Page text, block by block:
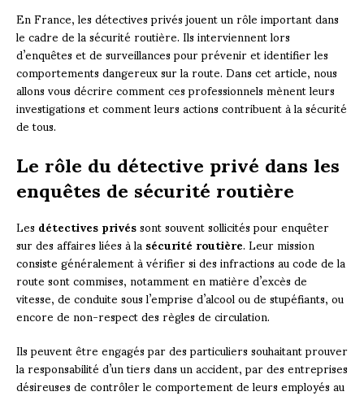
En France, les détectives privés jouent un rôle important dans
le cadre de la sécurité routière. Ils interviennent lors
d’enquêtes et de surveillances pour prévenir et identifier les
comportements dangereux sur la route. Dans cet article, nous
allons vous décrire comment ces professionnels mènent leurs
investigations et comment leurs actions contribuent à la sécurité
de tous.
Le rôle du détective privé dans les
enquêtes de sécurité routière
Lesdétectives privéssont souvent sollicités pour enquêter
sur des affaires liées à lasécurité routière. Leur mission
consiste généralement à vérifier si des infractions au code de la
route sont commises, notamment en matière d’excès de
vitesse, de conduite sous l’emprise d’alcool ou de stupéfiants, ou
encore de non-respect des règles de circulation.
Ils peuvent être engagés par des particuliers souhaitant prouver
la responsabilité d’un tiers dans un accident, par des entreprises
désireuses de contrôler le comportement de leurs employés au